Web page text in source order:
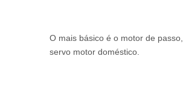
O mais básico é o motor de
servo motor doméstico.